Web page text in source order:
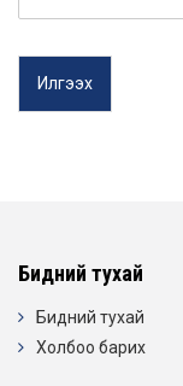
Илгээх
Бидний тухай
Бидний тухай
Холбоо барих